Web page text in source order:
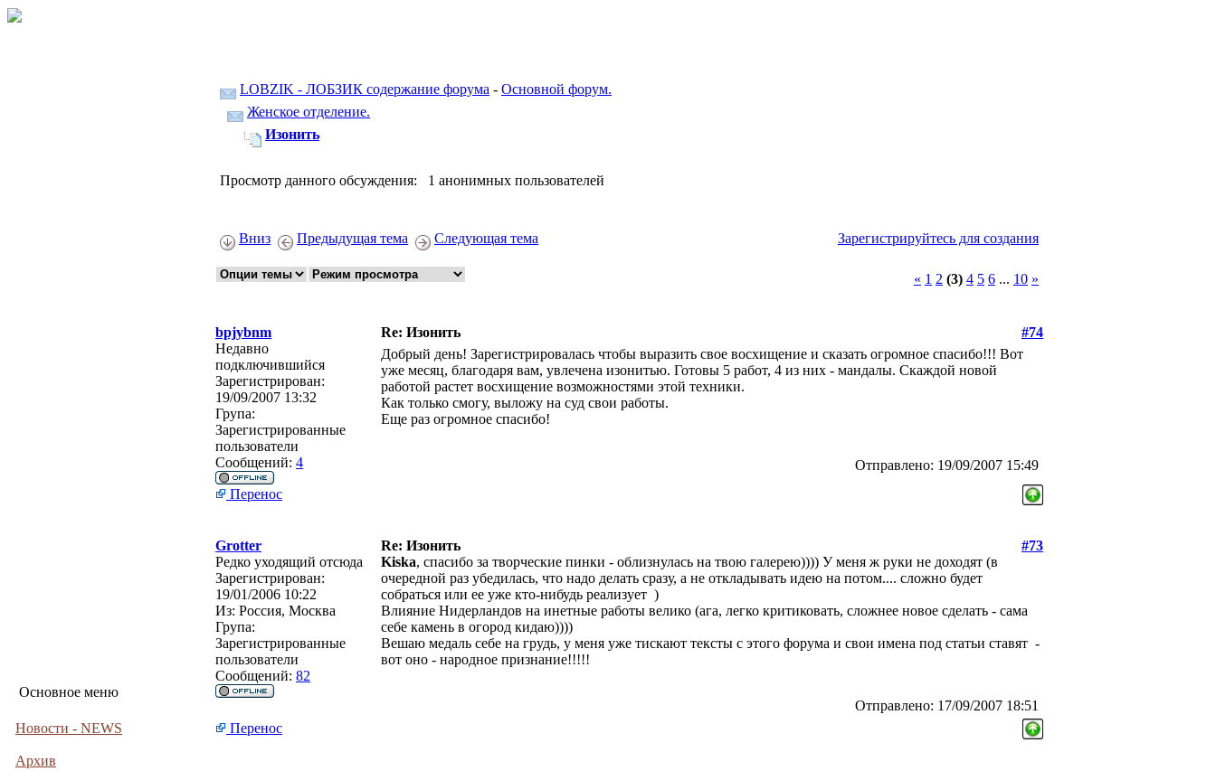
Основное меню
Новости - NEWS
Архив
LOBZIK - ЛОБЗИК содержание форума - Основной форум.
Женское отделение.
Изонить
Просмотр данного обсуждения: 1 анонимных пользователей
Вниз Предыдущая тема Следующая тема Зарегистрируйтесь для создания
« 1 2 (3) 4 5 6 ... 10 »
bpjybnm Re: Изонить
#74
Недавно
подключившийся
Зарегистрирован:
19/09/2007 13:32
Група:
Зарегистрированные
пользователи
Сообщений: 4
Добрый день! Зарегистрировалась чтобы выразить свое восхищение и сказать огромное спасибо!!! Вот
уже месяц, благодаря вам, увлечена изонитью. Готовы 5 работ, 4 из них - мандалы. Скаждой новой
работой растет восхищение возможностями этой техники.
Как только смогу, выложу на суд свои работы.
Еще раз огромное спасибо!
Отправлено: 19/09/2007 15:49
Перенос
Grotter Re: Изонить
#73
Редко уходящий отсюда
Зарегистрирован:
19/01/2006 10:22
Из: Россия, Москва
Група:
Зарегистрированные
пользователи
Сообщений: 82
Kiska, спасибо за творческие пинки - облизнулась на твою галерею)))) У меня ж руки не доходят (в
очередной раз убедилась, что надо делать сразу, а не откладывать идею на потом.... сложно будет
собраться или ее уже кто-нибудь реализует )
Влияние Нидерландов на инетные работы велико (ага, легко критиковать, сложнее новое сделать - сама
себе камень в огород кидаю))))
Вешаю медаль себе на грудь, у меня уже тискают тексты с этого форума и свои имена под статьи ставят -
вот оно - народное признание!!!!!
Отправлено: 17/09/2007 18:51
Перенос